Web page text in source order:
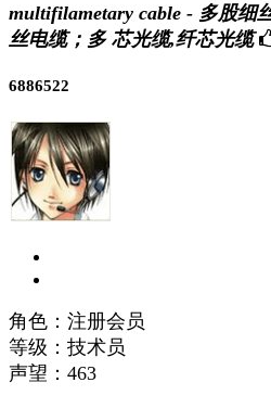
multifilametary cable - 多股细
丝电缆；多 芯光缆,纤芯光缆
6886522
角色：注册会员
等级：技术员
声望： 463